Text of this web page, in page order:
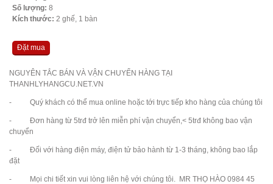
Số lượng: 8
Kích thước: 2 ghế, 1 bàn
Đặt mua
NGUYÊN TẮC BÁN VÀ VẬN CHUYỂN HÀNG TẠI
THANHLYHANGCU.NET.VN
- Quý khách có thể mua online hoặc tới trực tiếp kho hàng của chúng tôi
- Đơn hàng từ 5trđ trở lên miễn phí vận chuyển,< 5trđ không bao vận
chuyển
- Đối với hàng điện máy, điện tử bảo hành từ 1-3 tháng, không bao lắp
đặt
- Mọi chi tiết xin vui lòng liên hệ với chúng tôi. MR THỌ HÀO 0984 45